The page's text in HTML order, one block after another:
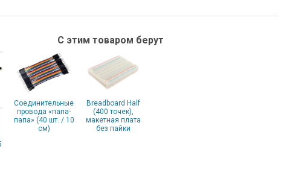
С этим товаром берут
Соединительные
провода «папа-
папа» (40 шт. / 10
см)
Breadboard Half
(400 точек),
макетная плата
без пайки